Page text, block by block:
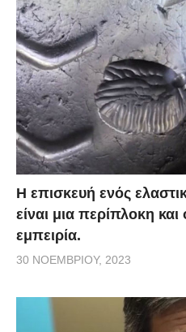
Η επισκευή ενός
είναι μια περίπλοκη και
εμπειρία.
30 ΝΟΕΜΒΡΊΟΥ, 2023